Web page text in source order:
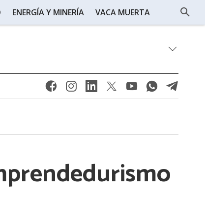
ENERGÍA Y MINERÍA VACA MUERTA